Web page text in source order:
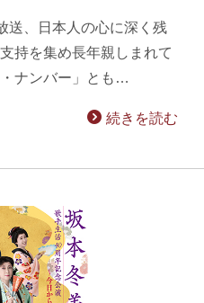
送、日本人の心に深く残
持を集め長年親しまれて
ナンバー」とも…
続きを読む